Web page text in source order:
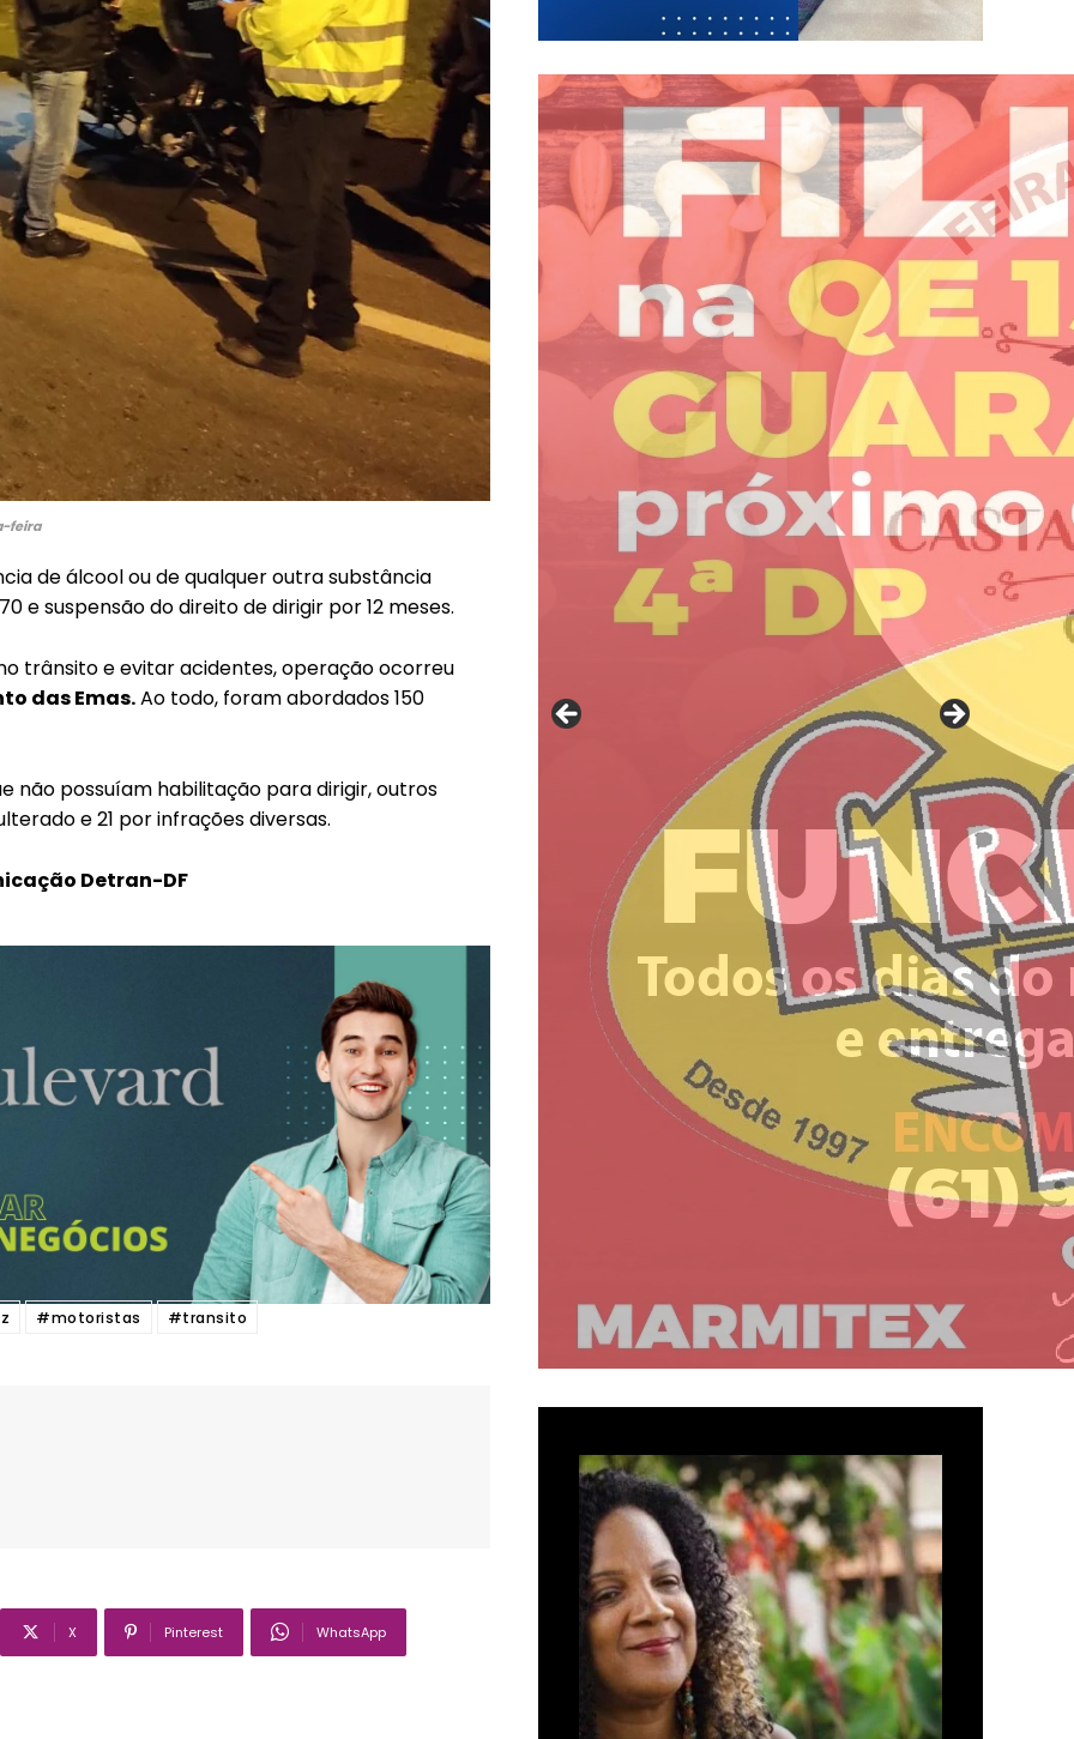
Pro
Full member access:
Etiam est nibh, lobortis sit
Praesent euismod ac
Ut mollis pellentesque tortor
Nullam eu erat condimentum
Donec quis est ac felis
Orci varius natoque dolor
feira
de álcool ou de qualquer outra substância
e suspensão do direito de dirigir por 12 meses.
trânsito e evitar acidentes, operação ocorreu
das Emas.Ao todo, foram abordados 150
não possuíam habilitação para dirigir, outros
e 21 por infrações diversas.
Detran-DF
#motoristas #transito
X Pinterest WhatsApp